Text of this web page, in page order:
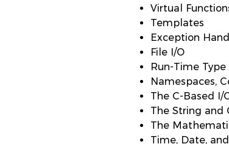
Virtual
Templates
Exception
File I/O
Run-Time
Namespaces,
The C-Based I/
The String and
The
Time, Date,